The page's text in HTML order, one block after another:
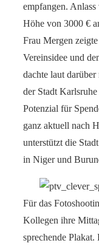
empfangen.
Höhe von 3000 €
Frau Mergen
Vereinsidee und
dachte laut
der Stadt
Potenzial für
ganz aktuell nach
unterstützt die
in Niger und
Für das
Kollegen ihre
sprechende